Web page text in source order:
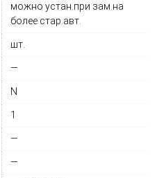
можно устан.при зам.на
более стар.авт.
шт.
—
N
1
—
—